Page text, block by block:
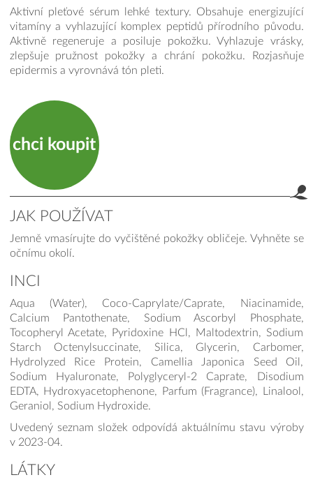
Aktivní pleťové sérum lehké textury. Obsahuje energizující
vitamíny a vyhlazující komplex peptidů přírodního původu.
Aktivně regeneruje a posiluje pokožku. Vyhlazuje vrásky,
zlepšuje pružnost pokožky a chrání pokožku. Rozjasňuje
epidermis a vyrovnává tón pleti.
chci koupit
JAK POUŽÍVAT
Jemně vmasírujte do vyčištěné pokožky obličeje. Vyhněte se
očnímu okolí.
INCI
Aqua (Water), Coco-Caprylate/Caprate, Niacinamide,
Calcium Pantothenate, Sodium Ascorbyl Phosphate,
Tocopheryl Acetate, Pyridoxine HCl, Maltodextrin, Sodium
Starch Octenylsuccinate, Silica, Glycerin, Carbomer,
Hydrolyzed Rice Protein, Camellia Japonica Seed Oil,
Sodium Hyaluronate, Polyglyceryl-2 Caprate, Disodium
EDTA, Hydroxyacetophenone, Parfum (Fragrance), Linalool,
Geraniol, Sodium Hydroxide.
Uvedený seznam složek odpovídá aktuálnímu stavu výroby
v 2023-04.
LÁTKY